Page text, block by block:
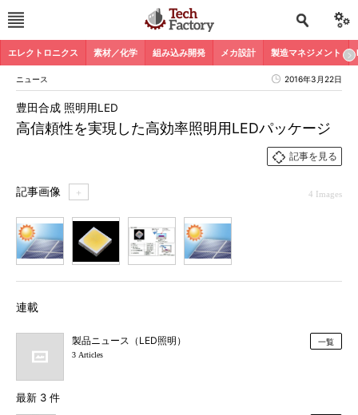
エレクトロニクス 素材／化学 組み込み開発 メカ設計 製造マネジメント
ニュース 2016年3月22日
高信頼性を実現した高効率照明用LEDパッケージ
豊田合成 照明用LED
記事を見る
記事画像 ＋ 4 Images
連載
製品ニュース（LED照明）
3 Articles
一覧
最新 3 件